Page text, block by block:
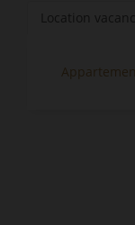
Location